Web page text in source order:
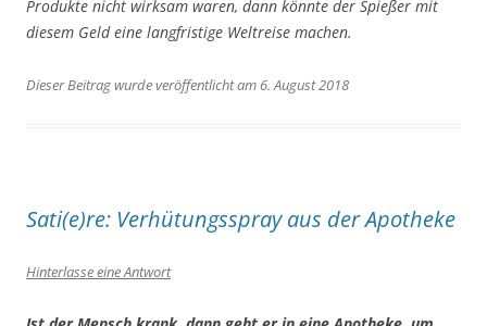
Produkte nicht wirksam waren, dann könnte der Spießer mit
diesem Geld eine langfristige Weltreise machen.
Dieser Beitrag wurde veröffentlicht am 6. August 2018
Sati(e)re: Verhütungsspray aus der Apotheke
Hinterlasse eine Antwort